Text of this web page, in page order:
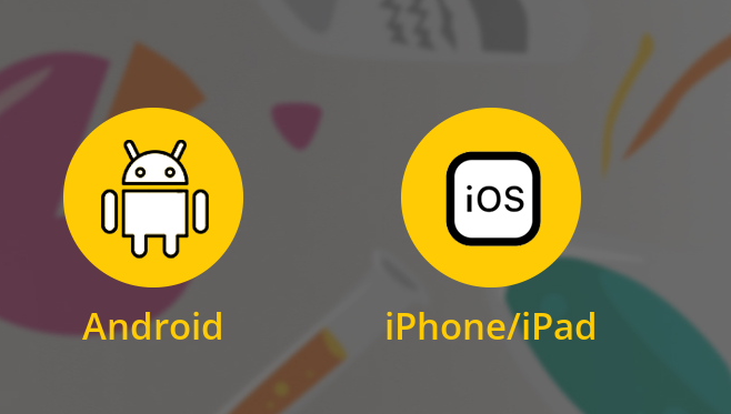
Android
Zum Download
für Android
iPhone/iPad
Zum Download
für iPhone und iPad